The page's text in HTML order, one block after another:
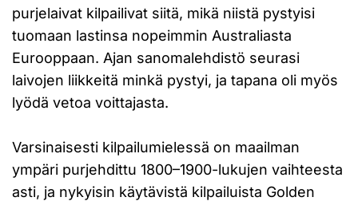
purjelaivat kilpailivat siitä, mikä niistä pystyisi
tuomaan lastinsa nopeimmin Australiasta
Eurooppaan. Ajan sanomalehdistö seurasi
laivojen liikkeitä minkä pystyi, ja tapana oli myös
lyödä vetoa voittajasta.
Varsinaisesti kilpailumielessä on maailman
ympäri purjehdittu 1800–1900-lukujen vaihteesta
asti, ja nykyisin käytävistä kilpailuista Golden